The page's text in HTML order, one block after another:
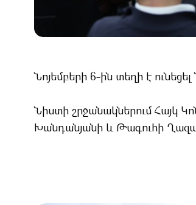
Նոյեմբերի 6-ին տեղի է
Նիստի շրջանակներում Հայկ
Խանդանյանի և Թագուհի